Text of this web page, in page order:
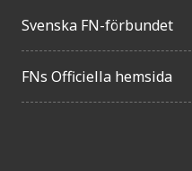
Svenska FN-förbundet
FNs Officiella hemsida